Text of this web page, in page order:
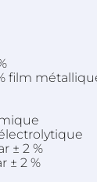
film
électrolytique
± 2 %
± 2 %